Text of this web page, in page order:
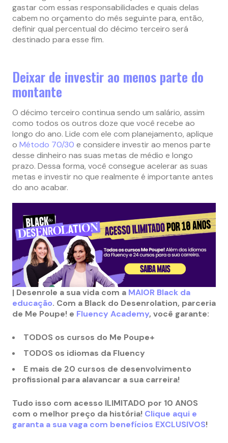
gastar com essas responsabilidades e quais delas
cabem no orçamento do mês seguinte para, então,
definir qual percentual do décimo terceiro será
destinado para esse fim.
Deixar de investir ao menos parte do
montante
O décimo terceiro continua sendo um salário, assim
como todos os outros doze que você recebe ao
longo do ano. Lide com ele com planejamento, aplique
o Método 70/30 e considere investir ao menos parte
desse dinheiro nas suas metas de médio e longo
prazo. Dessa forma, você consegue acelerar as suas
metas e investir no que realmente é importante antes
do ano acabar.
| Desenrole a sua vida com a MAIOR Black da
educação. Com a Black do Desenrolation, parceria
de Me Poupe! e Fluency Academy, você garante:
TODOS os cursos do Me Poupe+
TODOS os idiomas da Fluency
E mais de 20 cursos de desenvolvimento
profissional para alavancar a sua carreira!
Tudo isso com acesso ILIMITADO por 10 ANOS
com o melhor preço da história! Clique aqui e
garanta a sua vaga com benefícios EXCLUSIVOS!